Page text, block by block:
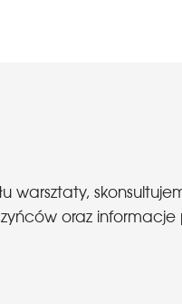
warsztaty,
oraz